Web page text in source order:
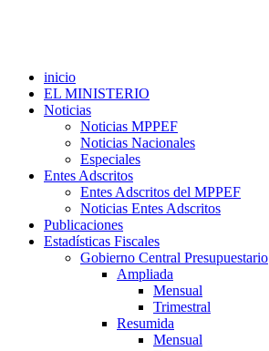
inicio
EL MINISTERIO
Noticias
Noticias MPPEF
Noticias Nacionales
Especiales
Entes Adscritos
Entes Adscritos del MPPEF
Noticias Entes Adscritos
Publicaciones
Estadísticas Fiscales
Gobierno Central Presupuestario
Ampliada
Mensual
Trimestral
Resumida
Mensual